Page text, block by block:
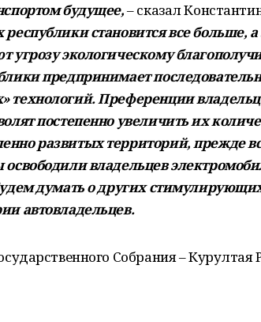
будущее,– сказал
становится все больше,
угрозу экологическому
предпринимает
технологий. Преференции
постепенно увеличить их
развитых территорий, прежде
владельцев
думать о других
автовладельцев.
Собрания – Курултая